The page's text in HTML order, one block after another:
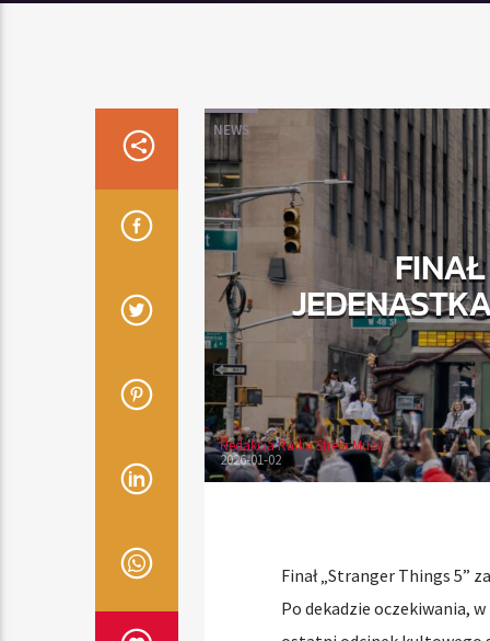
NEWS
FINAŁ
Redakcja Radia Strefa Muzy
2026-01-02
Finał „Stranger Things 5”
Po dekadzie oczekiwania,